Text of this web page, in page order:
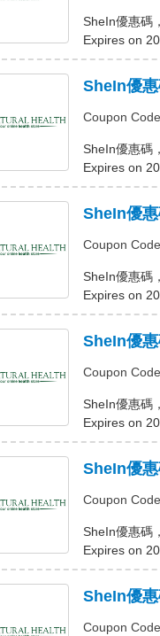
SheIn優惠碼
Expires on
SheIn優
Coupon
SheIn優惠碼
Expires on
SheIn優
Coupon
SheIn優惠碼
Expires on
SheIn優
Coupon
SheIn優惠碼
Expires on
SheIn優
Coupon
SheIn優惠碼
Expires on
SheIn優
Coupon